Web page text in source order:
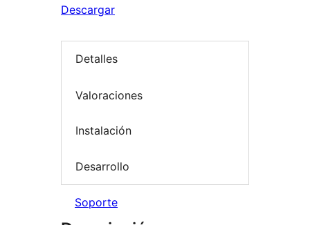
Descargar
Detalles
Valoraciones
Instalación
Desarrollo
Soporte